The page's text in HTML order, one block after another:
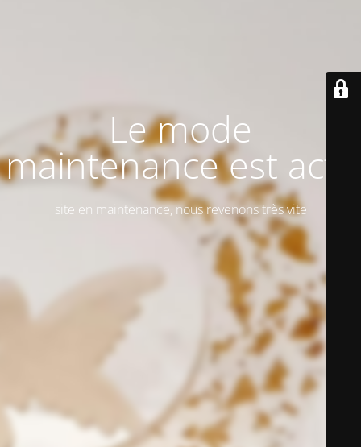
Le mode
maintenance est actif
site en maintenance, nous revenons très vite